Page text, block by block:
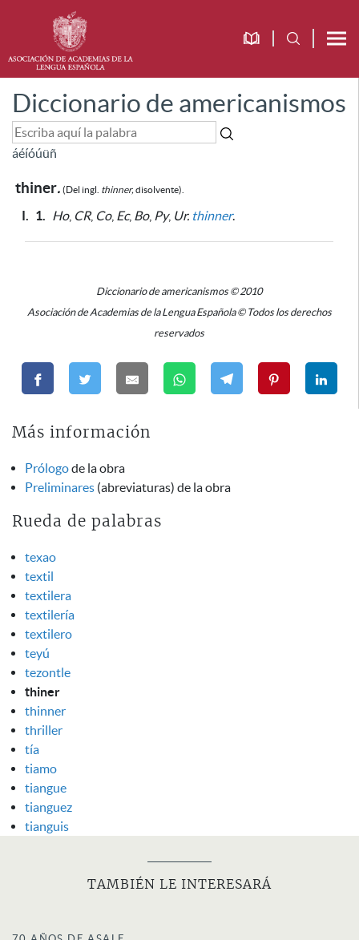
Diccionario de americanismos
áéíóúüñ
thiner. (Del ingl. thinner, disolvente).
I. 1. Ho, CR, Co, Ec, Bo, Py, Ur. thinner.
Diccionario de americanismos © 2010
Asociación de Academias de la Lengua Española © Todos los derechos
reservados
Más información
Prólogode la obra
Preliminares (abreviaturas) de la obra
Rueda de palabras
texao
textil
textilera
textilería
textilero
teyú
tezontle
thiner
thinner
thriller
tía
tiamo
tiangue
tianguez
tianguis
TAMBIÉN LE INTERESARÁ